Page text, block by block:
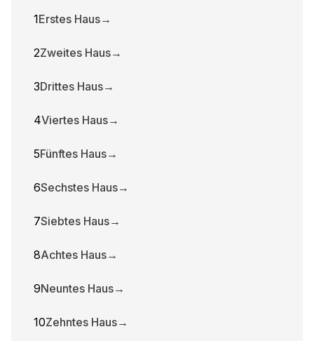
1Erstes Haus→
2Zweites Haus→
3Drittes Haus→
4Viertes Haus→
5Fünftes Haus→
6Sechstes Haus→
7Siebtes Haus→
8Achtes Haus→
9Neuntes Haus→
10Zehntes Haus→